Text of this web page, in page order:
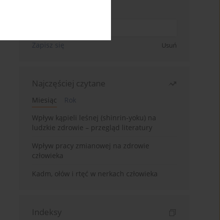
Zapisz się Usuń
Najczęściej czytane
Miesiąc
Rok
Wpływ kąpieli leśnej (shinrin-yoku) na
ludzkie zdrowie – przegląd literatury
Wpływ pracy zmianowej na zdrowie
człowieka
Kadm, ołów i rtęć w nerkach człowieka
Indeksy